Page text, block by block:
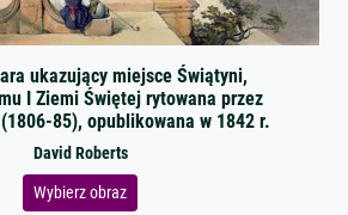
ukazujący miejsce Świątyni,
I Ziemi Świętej rytowana przez
85), opublikowana w 1842 r.
David Roberts
Wybierz obraz